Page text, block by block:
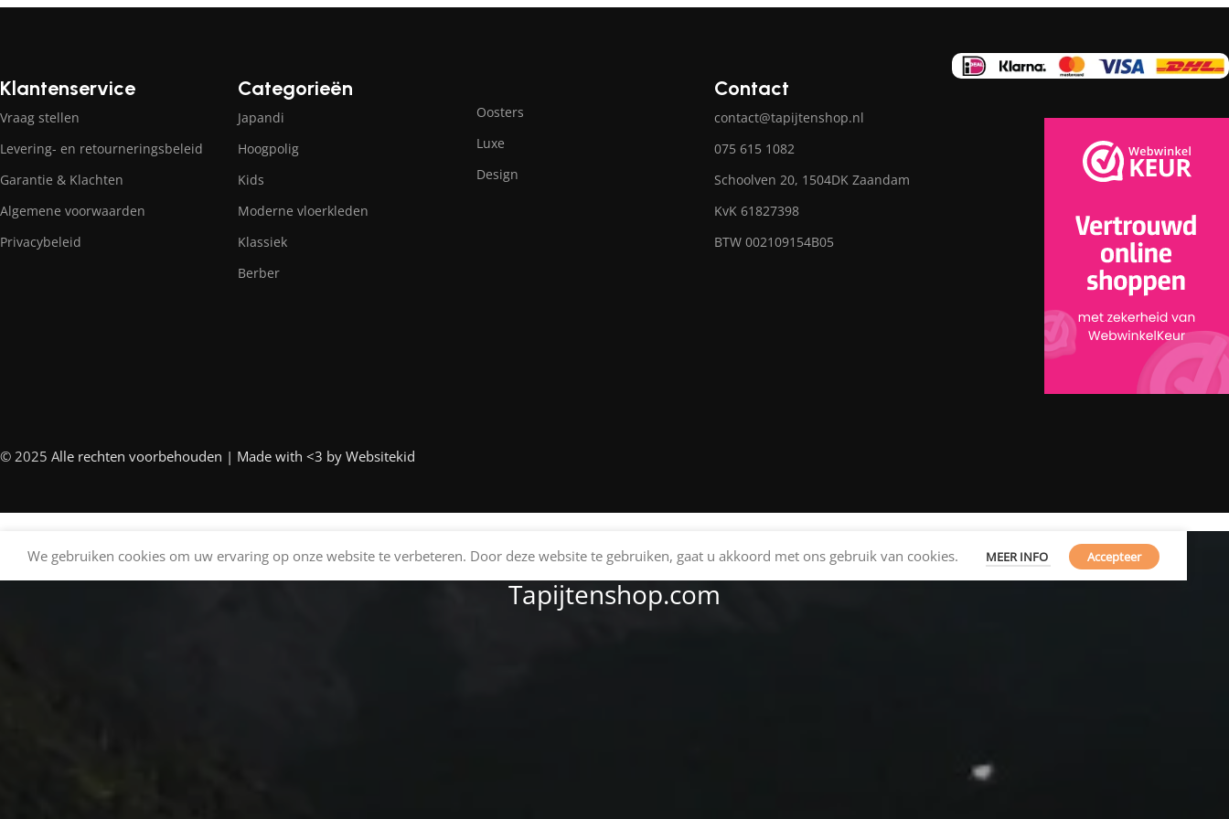
Klantenservice
Vraag stellen
Levering- en retourneringsbeleid
Garantie & Klachten
Algemene voorwaarden
Privacybeleid
Categorieën
Japandi
Hoogpolig
Kids
Moderne vloerkleden
Klassiek
Berber
Oosters
Luxe
Design
Contact
contact@tapijtenshop.nl
075 615 1082
Schoolven 20, 1504DK Zaandam
KvK 61827398
BTW 002109154B05
© 2025 Alle rechten voorbehouden | Made with <3 by Websitekid
We gebruiken cookies om uw ervaring op onze website te verbeteren. Door deze website te gebruiken, gaat u akkoord met ons gebruik van cookies. MEER INFO Accepteer
Tapijtenshop.com